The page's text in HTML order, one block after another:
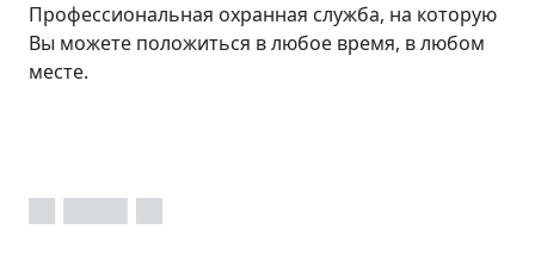
Профессиональная охранная служба, на которую
Вы можете положиться в любое время, в любом
месте.